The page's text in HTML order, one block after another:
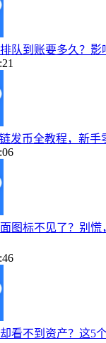
队到账要多久？
发币全教程，新手
图标不见了？别
看不到资产？这5